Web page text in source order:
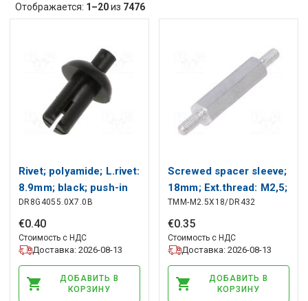
Отображается: 1–20из 7476
Rivet; polyamide; L.rivet:
8.9mm; black; push-in
DREMEC
DR8G4055.0X7.0B
€0.40
Стоимость с НДС
Доставка: 2026-08-13
ДОБАВИТЬ В
КОРЗИНУ
Screwed spacer sleeve;
18mm; Ext.thread: M2,5;
hexagonal DREMEC
TMM-M2.5X18/DR432
€0.35
Стоимость с НДС
Доставка: 2026-08-13
ДОБАВИТЬ В
КОРЗИНУ